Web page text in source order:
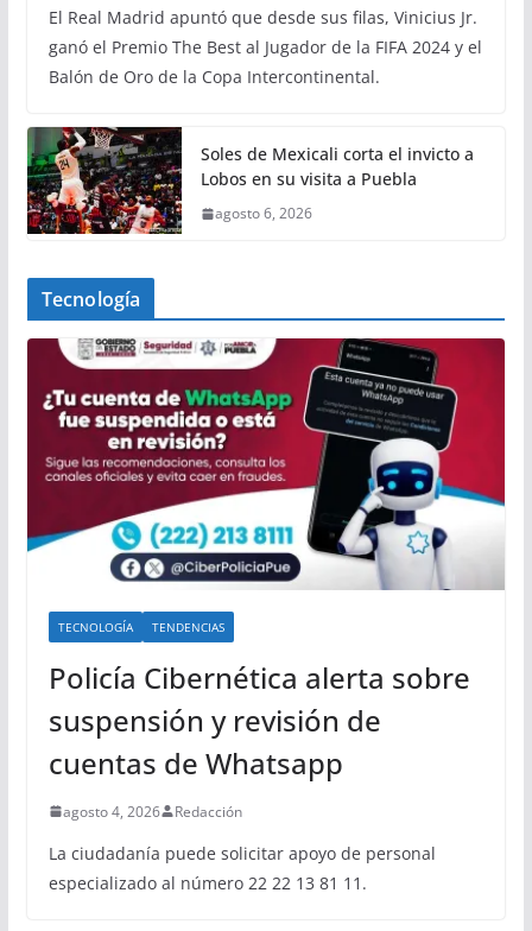
El Real Madrid apuntó que desde sus filas, Vinicius Jr.
ganó el Premio The Best al Jugador de la FIFA 2024 y el
Balón de Oro de la Copa Intercontinental.
Soles de Mexicali corta el invicto a
Lobos en su visita a Puebla
agosto 6, 2026
Tecnología
TECNOLOGÍA TENDENCIAS
Policía Cibernética alerta sobre
suspensión y revisión de
cuentas de Whatsapp
agosto 4, 2026 Redacción
La ciudadanía puede solicitar apoyo de personal
especializado al número 22 22 13 81 11.